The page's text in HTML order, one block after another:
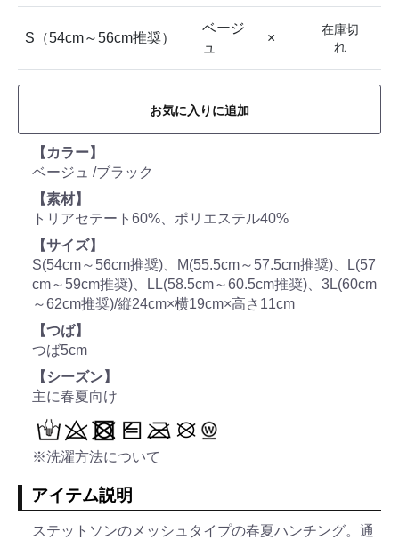
S（54cm～56cm推奨）
ベージ
ュ
×
在庫切
れ
お気に入りに追加
【カラー】
ベージュ /ブラック
【素材】
トリアセテート60%、ポリエステル40%
【サイズ】
S(54cm～56cm推奨)、M(55.5cm～57.5cm推奨)、L(57
cm～59cm推奨)、LL(58.5cm～60.5cm推奨)、3L(60cm
～62cm推奨)/縦24cm×横19cm×高さ11cm
【つば】
つば5cm
【シーズン】
主に春夏向け
※洗濯方法について
アイテム説明
ステットソンのメッシュタイプの春夏ハンチング。通